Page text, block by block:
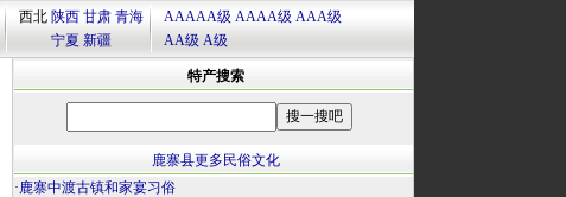
西北 陕西 甘肃 青海
宁夏 新疆
AAAAA级 AAAA级 AAA级
AA级 A级
特产搜索
鹿寨县更多民俗文化
·鹿寨中渡古镇和家宴习俗